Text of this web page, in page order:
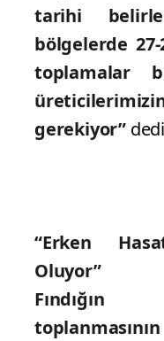
tarihi
bölgelerde
toplamalar
gerekiyor”
“Erken
Oluyor”